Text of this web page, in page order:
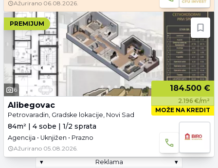
Ažurirano 06.08.2026.
PREMIJUM
6 184.500 €
2.196 €/m²
MOŽE NA KREDIT
Alibegovac
Petrovaradin, Gradske lokacije, Novi Sad
84m² | 4 sobe | 1/2 sprata
Agencija • Uknjižen • Prazno
Ažurirano 05.08.2026.
▾
Reklama ▾